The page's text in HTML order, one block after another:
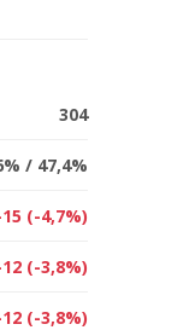
304
/ 47,4%
(-4,7%)
(-3,8%)
(-3,8%)